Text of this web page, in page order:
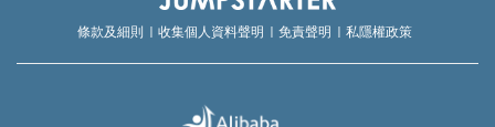
條款及細則 收集個人資料聲明 免責聲明 私隱權政策